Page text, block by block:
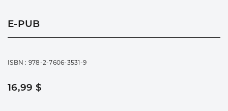
E-PUB
ISBN : 978-2-7606-3531-9
16,99 $